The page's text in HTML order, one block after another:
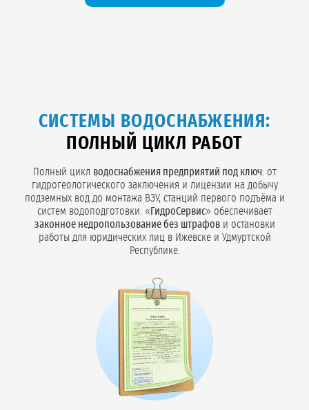
СИСТЕМЫ ВОДОСНАБЖЕНИЯ:
ПОЛНЫЙ ЦИКЛ РАБОТ
Полный цикл водоснабжения предприятий под ключ: от
гидрогеологического заключения и лицензии на добычу
подземных вод до монтажа ВЗУ, станций первого подъёма и
систем водоподготовки. «ГидроСервис» обеспечивает
законное недропользование без штрафови остановки
работы для юридических лиц в Ижевске и Удмуртской
Республике.